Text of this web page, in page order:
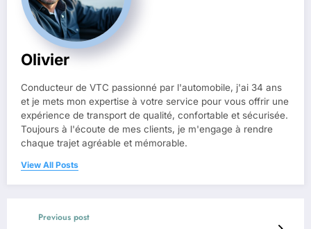
Olivier
Conducteur de VTC passionné par l'automobile, j'ai 34 ans
et je mets mon expertise à votre service pour vous offrir une
expérience de transport de qualité, confortable et sécurisée.
Toujours à l'écoute de mes clients, je m'engage à rendre
chaque trajet agréable et mémorable.
View All Posts
Previous post